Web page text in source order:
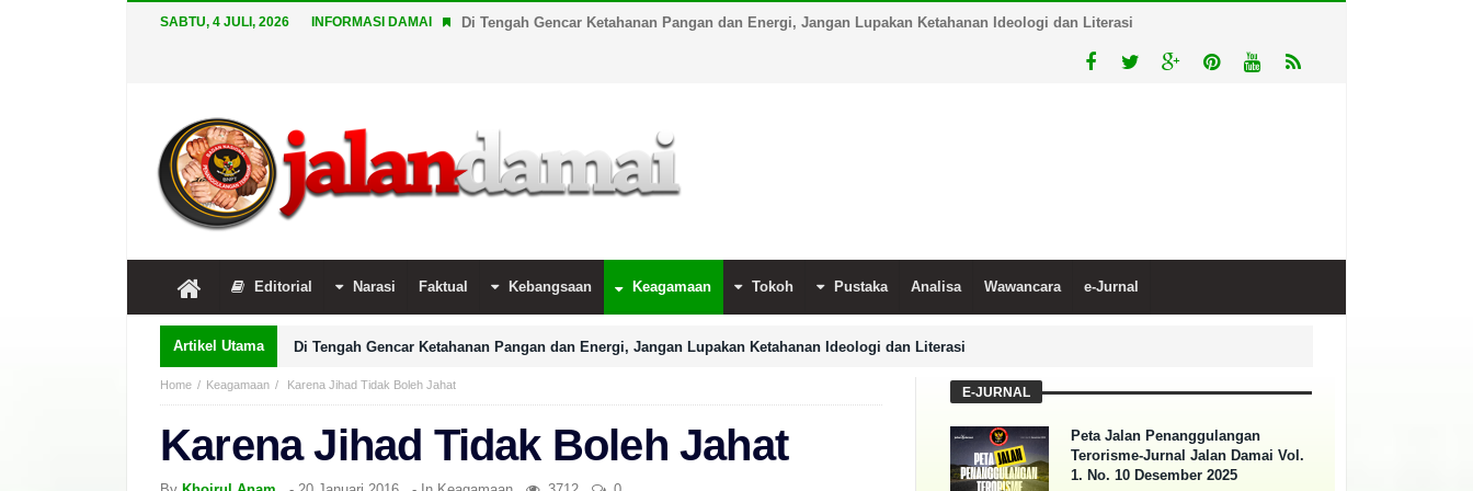
SABTU, 4 JULI, 2026 INFORMASI DAMAI Di Tengah Gencar Ketahanan Pangan dan Energi, Jangan Lupakan Ketahanan Ideologi dan Literasi
Editorial Narasi Faktual Kebangsaan Keagamaan Tokoh Pustaka Analisa Wawancara e-Jurnal
Artikel Utama Di Tengah Gencar Ketahanan Pangan dan Energi, Jangan Lupakan Ketahanan Ideologi dan Literasi
Home Keagamaan Karena Jihad Tidak Boleh Jahat
Karena Jihad Tidak Boleh Jahat
E-JURNAL
Peta Jalan Penanggulangan
Terorisme-Jurnal Jalan Damai Vol.
1. No. 10 Desember 2025